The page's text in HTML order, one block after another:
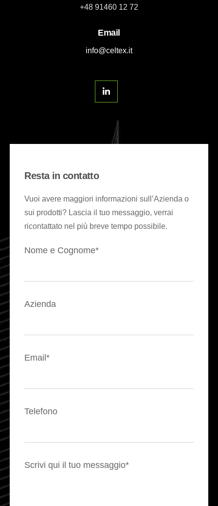
+48 91460 12 72
Email
info@celtex.it
Resta in contatto
Vuoi avere maggiori informazioni sull’Azienda o
sui prodotti? Lascia il tuo messaggio, verrai
ricontattato nel più breve tempo possibile.
Nome e Cognome*
Azienda
Email*
Telefono
Scrivi qui il tuo messaggio*